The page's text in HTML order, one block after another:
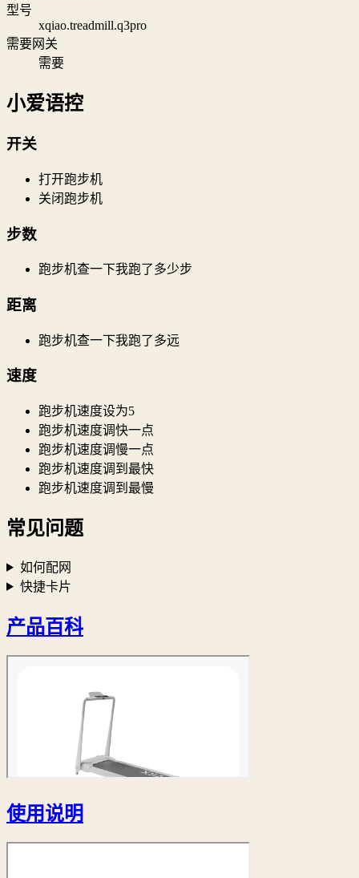
型号
xqiao.treadmill.q3pro
需要网关
需要
小爱语控
开关
打开跑步机
关闭跑步机
步数
跑步机查一下我跑了多少步
距离
跑步机查一下我跑了多远
速度
跑步机速度设为5
跑步机速度调快一点
跑步机速度调慢一点
跑步机速度调到最快
跑步机速度调到最慢
常见问题
如何配网
快捷卡片
产品百科
使用说明